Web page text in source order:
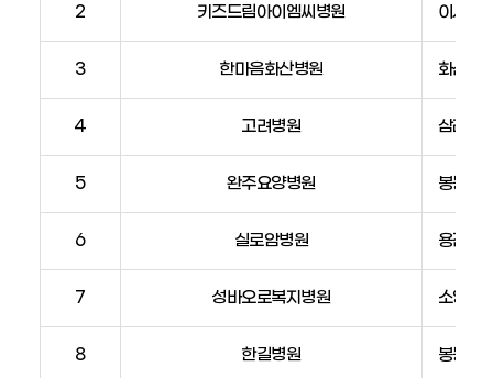
표
화
호,
2 키즈드림아이엠씨병원 이서면
3 한마음화산병원 화산면
4 고려병원 삼례읍
5 완주요양병원 봉동읍
6 실로암병원 용진읍
7 성바오로복지병원 소양면
8 한길병원 봉동읍